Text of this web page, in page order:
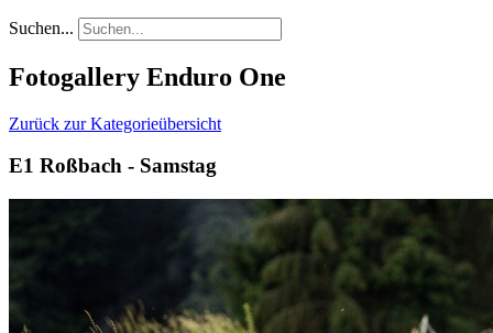
Suchen...
Fotogallery Enduro One
Zurück zur Kategorieübersicht
E1 Roßbach - Samstag